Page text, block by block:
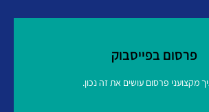
פרסום בפייסבוק
מקצועני פרסום עושים את זה נכון.